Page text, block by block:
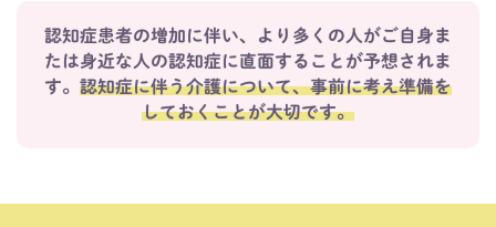
認知症患者の増加に伴い、より多くの人がご自身ま
たは身近な人の認知症に直面することが予想されま
す。 認知症に伴う介護について、事前に考え準備を
しておくことが大切です。